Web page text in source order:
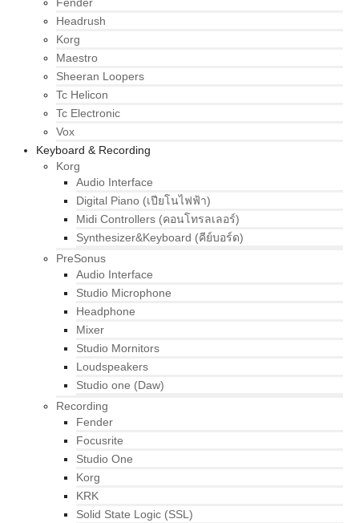
Headrush
Korg
Maestro
Sheeran Loopers
Tc Helicon
Tc Electronic
Vox
Keyboard & Recording
Korg
Audio Interface
Digital Piano (เปียโนไฟฟ้า)
Midi Controllers (คอนโทรลเลอร์)
Synthesizer&Keyboard (คีย์บอร์ด)
PreSonus
Audio Interface
Studio Microphone
Headphone
Mixer
Studio Mornitors
Loudspeakers
Studio one (Daw)
Recording
Fender
Focusrite
Studio One
Korg
KRK
Solid State Logic (SSL)